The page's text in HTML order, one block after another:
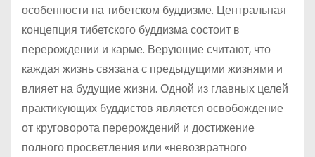
особенности на тибетском буддизме. Центральная
концепция тибетского буддизма состоит в
перерождении и карме. Верующие считают, что
каждая жизнь связана с предыдущими жизнями и
влияет на будущие жизни. Одной из главных целей
практикующих буддистов является освобождение
от круговорота перерождений и достижение
полного просветления или «невозвратного